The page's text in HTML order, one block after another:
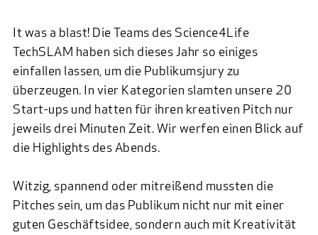
It was a blast! Die Teams des Science4Life
TechSLAM haben sich dieses Jahr so einiges
einfallen lassen, um die Publikumsjury zu
überzeugen. In vier Kategorien slamten unsere 20
Start-ups und hatten für ihren kreativen Pitch nur
jeweils drei Minuten Zeit. Wir werfen einen Blick auf
die Highlights des Abends.
Witzig, spannend oder mitreißend mussten die
Pitches sein, um das Publikum nicht nur mit einer
guten Geschäftsidee, sondern auch mit Kreativität